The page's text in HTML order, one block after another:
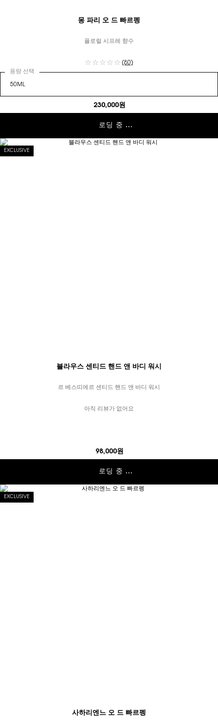
몽 파리 오 드 빠르펭
플로럴 시프레 향수
(80)
용량 선택
230,000원
로딩 중 ...
EXCLUSIVE
블라우스 센티드 핸드 앤 바디 워시
르 베스띠에르 센티드 핸드 앤 바디 워시
아직 리뷰가 없어요
98,000원
로딩 중 ...
EXCLUSIVE
사하리엔느 오 드 빠르펭